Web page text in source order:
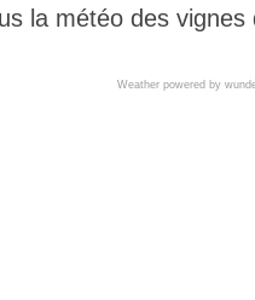
la météo des
Weather powered by